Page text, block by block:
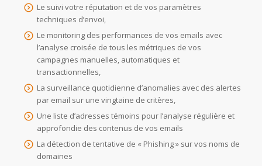
Le suivi votre réputation et de vos paramètres
techniques d’envoi,
Le monitoring des performances de vos emails avec
l’analyse croisée de tous les métriques de vos
campagnes manuelles, automatiques et
transactionnelles,
La surveillance quotidienne d’anomalies avec des alertes
par email sur une vingtaine de critères,
Une liste d’adresses témoins pour l’analyse régulière et
approfondie des contenus de vos emails
La détection de tentative de « Phishing » sur vos noms de
domaines